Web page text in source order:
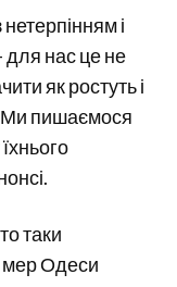
і
для нас це не
як ростуть і
Ми пишаємося
таки
мер Одеси